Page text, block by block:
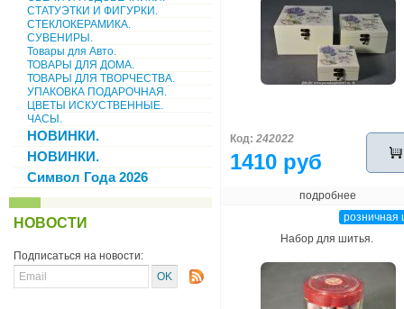
СТАТУЭТКИ И ФИГУРКИ.
СТЕКЛОКЕРАМИКА.
СУВЕНИРЫ.
Товары для Авто.
ТОВАРЫ ДЛЯ ДОМА.
ТОВАРЫ ДЛЯ ТВОРЧЕСТВА.
УПАКОВКА ПОДАРОЧНАЯ.
ЦВЕТЫ ИСКУСТВЕННЫЕ.
ЧАСЫ.
НОВИНКИ.
НОВИНКИ.
Символ Года 2026
НОВОСТИ
Подписаться на новости:
Код: 242022
1410 руб
подробнее
розничная
Набор для шитья.